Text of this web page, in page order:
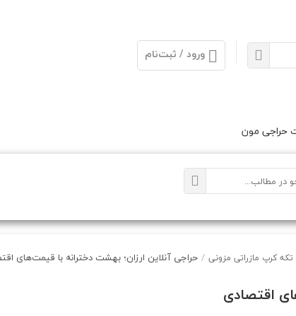
ورود / ثبت‌نام
حراجی مون
کرپ مازراتی مزونی / حراجی آنلاین ارزان؛ بهشت دخترانه با قیمت‌های
اقتصادی